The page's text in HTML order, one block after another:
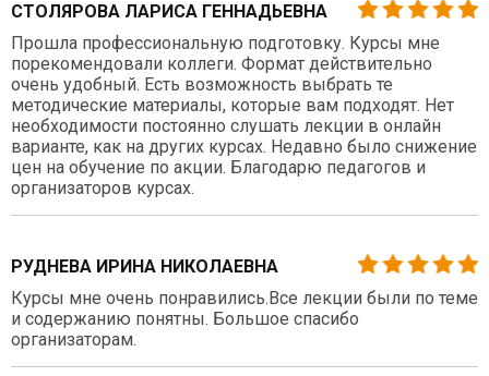
СТОЛЯРОВА ЛАРИСА ГЕННАДЬЕВНА
Прошла профессиональную подготовку. Курсы мне
порекомендовали коллеги. Формат действительно
очень удобный. Есть возможность выбрать те
методические материалы, которые вам подходят. Нет
необходимости постоянно слушать лекции в онлайн
варианте, как на других курсах. Недавно было снижение
цен на обучение по акции. Благодарю педагогов и
организаторов курсах.
РУДНЕВА ИРИНА НИКОЛАЕВНА
Курсы мне очень понравились.Все лекции были по теме
и содержанию понятны. Большое спасибо
организаторам.